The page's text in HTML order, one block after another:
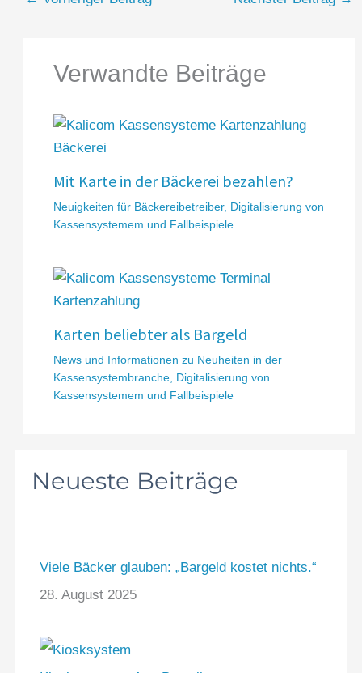
Verwandte Beiträge
Mit Karte in der Bäckerei bezahlen?
Neuigkeiten für Bäckereibetreiber, Digitalisierung von
Kassensystemem und Fallbeispiele
Karten beliebter als Bargeld
News und Informationen zu Neuheiten in der
Kassensystembranche, Digitalisierung von
Kassensystemem und Fallbeispiele
Neueste Beiträge
Viele Bäcker glauben: „Bargeld kostet nichts.“
28. August 2025